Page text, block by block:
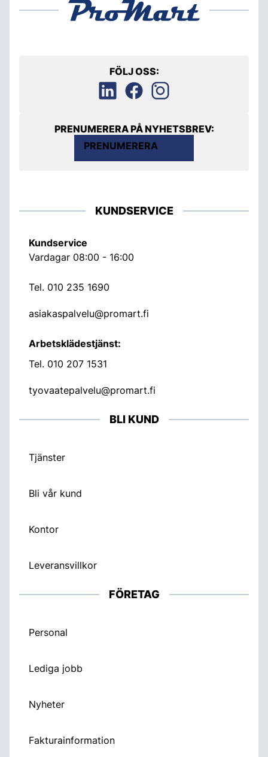
FÖLJ OSS:
PRENUMERERA PÅ NYHETSBREV:
PRENUMERERA
KUNDSERVICE
Kundservice
Vardagar 08:00 - 16:00
Tel. 010 235 1690
asiakaspalvelu@promart.fi
Arbetsklädestjänst:
Tel. 010 207 1531
tyovaatepalvelu@promart.fi
BLI KUND
Tjänster
Bli vår kund
Kontor
Leveransvillkor
FÖRETAG
Personal
Lediga jobb
Nyheter
Fakturainformation